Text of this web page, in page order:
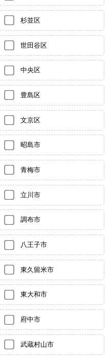
杉並区
世田谷区
中央区
豊島区
文京区
昭島市
青梅市
立川市
調布市
八王子市
東久留米市
東大和市
府中市
武蔵村山市